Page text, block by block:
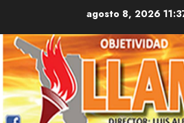
content
agosto 8, 2026